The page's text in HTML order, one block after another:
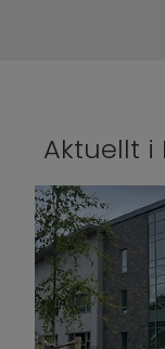
Aktuellt i